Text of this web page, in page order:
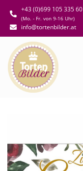
+43 (0)699 105 335 60
(Mo. - Fr. von 9-16 Uhr)
info@tortenbilder.at